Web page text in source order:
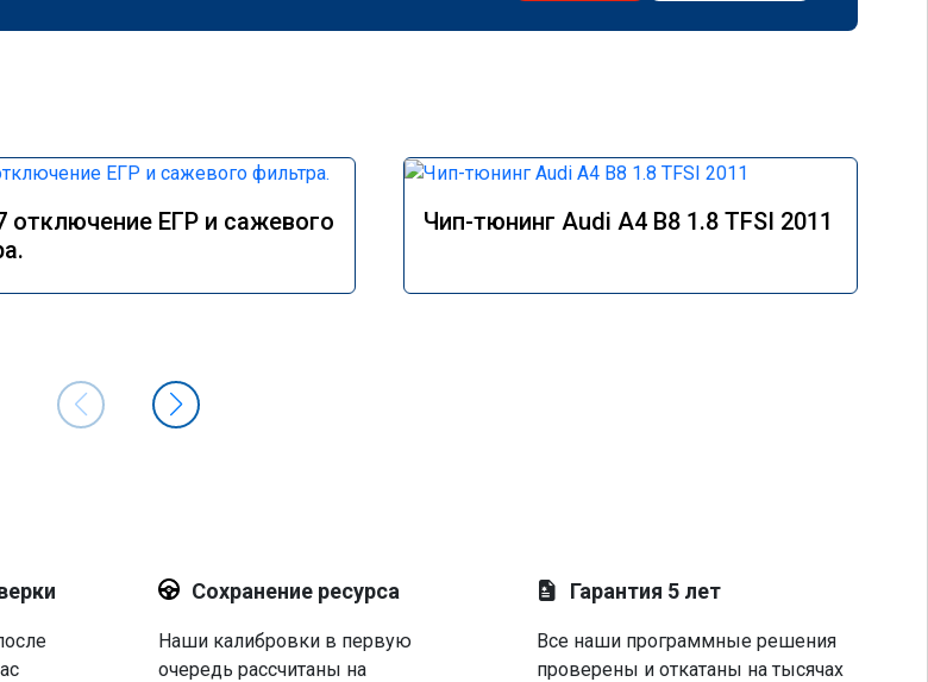
отключение ЕГР и сажевого
Чип-тюнинг Audi A4 B8 1.8 TFSI 2011
Сохранение ресурса
Наши калибровки в первую
очередь рассчитаны на
Гарантия 5 лет
Все наши программные решения
проверены и откатаны на тысячах